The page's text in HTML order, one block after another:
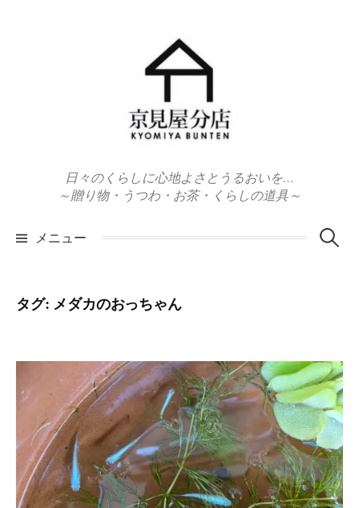
日々のくらしに心地よさとうるおいを…
～贈り物・うつわ・お茶・くらしの道具～
メニュー 検
タグ: メダカのおっちゃん